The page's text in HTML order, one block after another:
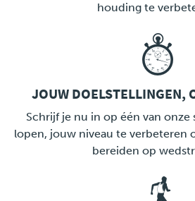
houding te
LINK
JOUW DOELSTELLINGEN,
Schrijf je nu in op één van onze
lopen, jouw niveau te verbeteren
bereiden op